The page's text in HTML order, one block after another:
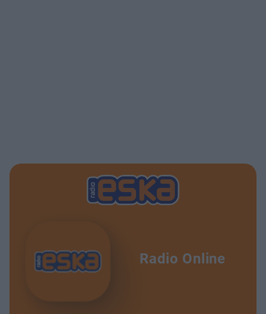
Radio Online